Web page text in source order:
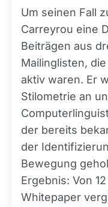
Um seinen Fall
Carreyrou eine
Beiträgen aus
Mailinglisten,
aktiv waren. Er
Stilometrie an
der bereits
der
Bewegung
Ergebnis: Von
Whitepaper